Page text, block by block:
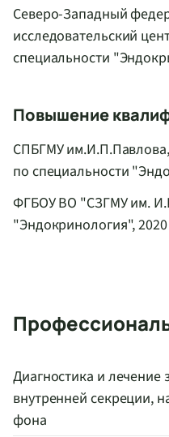
Северо-Западный
исследовательский
специальности
Повышение
СПБГМУ
по специальности
ФГБОУ ВО "СЗГМУ им.
"Эндокринология", 2020
Диагностика и лечение
внутренней секреции,
фона